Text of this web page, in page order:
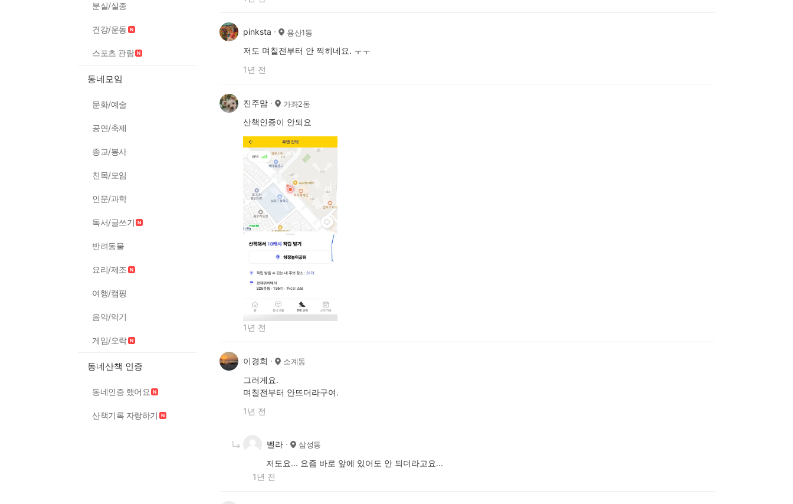
분실/실종
건강/운동
스포츠 관람
동네모임
문화/예술
공연/축제
종교/봉사
친목/모임
인문/과학
독서/글쓰기
반려동물
요리/제조
여행/캠핑
음악/악기
게임/오락
동네산책 인증
동네인증 했어요
산책기록 자랑하기
pinksta 용산1동
저도 며칠전부터 안 찍히네요. ㅜㅜ
1년 전
진주맘 가좌2동
산책인증이 안되요
1년 전
이경희 소계동
그러게요.
며칠전부터 안뜨더라구여.
1년 전
벨라 삼성동
저도요... 요즘 바로 앞에 있어도 안 되더라고요...
1년 전